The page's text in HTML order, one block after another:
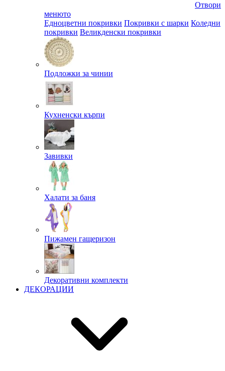
Отвори
менюто
Едноцветни покривки Покривки с шарки Коледни
покривки Великденски покривки
Подложки за чинии
Кухненски кърпи
Завивки
Халати за баня
Пижамен гащеризон
Декоративни комплекти
ДЕКОРАЦИИ